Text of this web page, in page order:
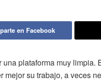
en Facebook
plataforma muy
mejor su trabajo, a veces